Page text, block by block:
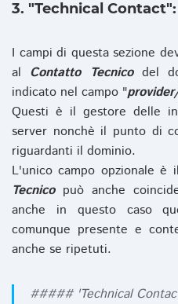
3. "Technical Contact":
I campi di questa sezione
al Contatto Tecnicodel
indicato nel campo "
Questi è il gestore delle
server nonchè il punto di
riguardanti il dominio.
L'unico campo opzionale è
Tecnicopuò anche
anche in questo caso
comunque presente e
anche se ripetuti.
##### 'Technical